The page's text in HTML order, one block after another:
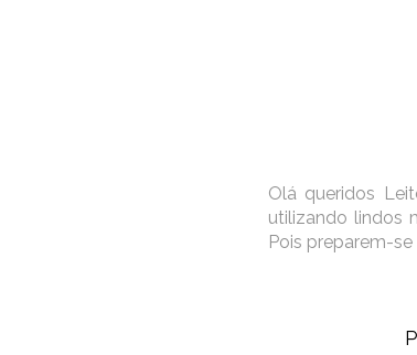
Olá queridos
utilizando lindos
Pois preparem-